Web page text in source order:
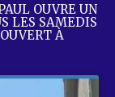
OUVRE UN
LES SAMEDIS
À